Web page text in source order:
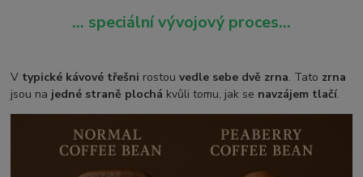
… speciální vývojový proces...
V typické kávové třešni rostouvedle sebe dvě zrna. Tato zrna
jsou na jedné straně plochá kvůli tomu, jak se navzájem tlačí.